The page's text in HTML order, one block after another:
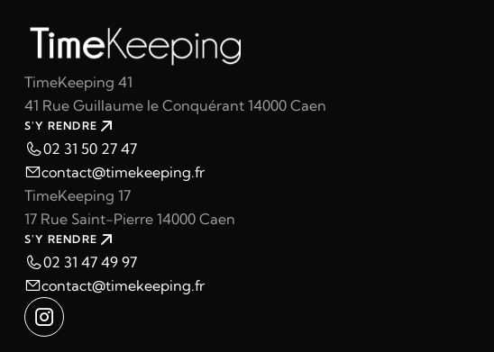
TimeKeeping 41
41 Rue Guillaume le Conquérant 14000 Caen
S'Y RENDRE
02 31 50 27 47
contact@timekeeping.fr
TimeKeeping 17
17 Rue Saint-Pierre 14000 Caen
S'Y RENDRE
02 31 47 49 97
contact@timekeeping.fr